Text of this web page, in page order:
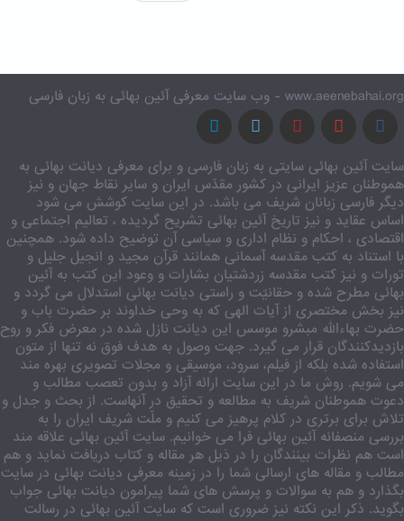
www.aeenebahai.org - وب سایت معرفی آئین بهائی به زبان فارسی
سایت آئین بهائی سایتی به زبان فارسی و برای معرفی دیانت بهائی به
هموطنان عزیز ایرانی در کشور مقدّس ایران و سایر نقاط جهان و نیز
دیگر فارسی زبانان شریف می باشد. در این سایت کوشش می شود
اساس عقاید و نیز تاریخ آئین بهائی تشریح گردیده ، تعالیم اجتماعی و
اقتصادی ، احکام و نظام اداری و سیاسی آن توضیح داده شود. همچنین
با استناد به کتب مقدسه آسمانی همانند قرآن مجید و انجیل جلیل و
تورات و نیز کتب مقدسه زردشتیان بشارات و وعود این کتب به آئین
بهائی مطرح شده و حقانیّت و راستی دیانت بهائی استدلال می گردد و
نیز بخش مختصری از آیات الهی که به وحی خداوند بر حضرت باب و
حضرت بهاءالله مبشرو موسس این دیانت نازل شده در معرض فکر و روح
بازدیدکنندگان قرار می گیرد. جهت وصول به هدف فوق نه تنها از متون
استفاده شده بلکه از فیلم، سرود، موسیقی و مجلات تصویری بهره مند
می شویم. روش ما در این سایت ارائه آزاد و بدون تعصب مطالب و
دعوت هموطنان شریف به مطالعه و تحقیق در آنهاست. از بحث و جدل و
تلاش برای برتری در کلام پرهیز می کنیم و ملّت شریف ایران را به
بررسی منصفانه آئین بهائی فرا می خوانیم. سایت آئین بهائی علاقه مند
است هم نظرات بینندگان را در ذیل هر مقاله و کتاب دریافت نماید و هم
مطالب و مقاله های ارسالی شما را در زمینه معرفی دیانت بهائی در سایت
بگذارد و هم به سوالات و پرسش های شما پیرامون دیانت بهائی جواب
بگوید. ذکر این نکته نیز ضروری است که سایت آئین بهائی در رسالت